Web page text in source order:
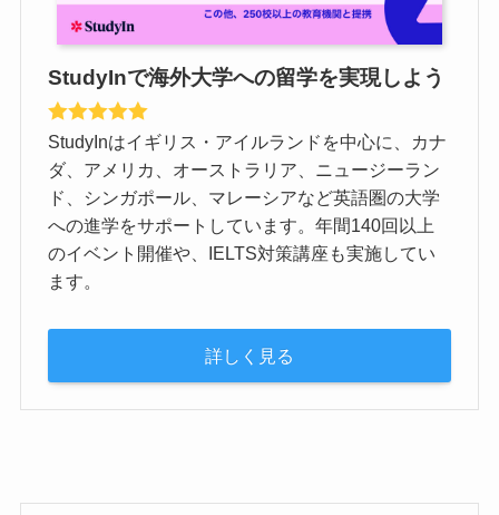
StudyInで海外大学への留学を実現しよう
StudyInはイギリス・アイルランドを中心に、カナ
ダ、アメリカ、オーストラリア、ニュージーラン
ド、シンガポール、マレーシアなど英語圏の大学
への進学をサポートしています。年間140回以上
のイベント開催や、IELTS対策講座も実施してい
ます。
詳しく見る